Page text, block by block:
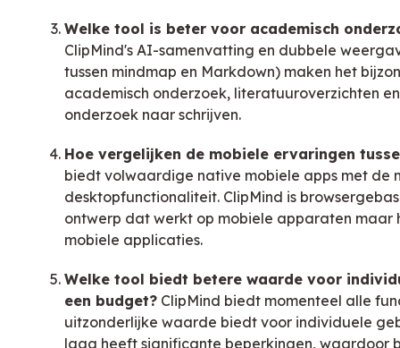
Welke tool is beter voor academisch
ClipMind's AI-samenvatting en dubbele
tussen mindmap en Markdown) maken het
academisch onderzoek, literatuuroverzichten
onderzoek naar schrijven.
Hoe vergelijken de mobiele ervaringen
biedt volwaardige native mobiele apps met de
desktopfunctionaliteit. ClipMind is
ontwerp dat werkt op mobiele apparaten
mobiele applicaties.
Welke tool biedt betere waarde voor
een budget? ClipMind biedt momenteel alle
uitzonderlijke waarde biedt voor individuele
laag heeft significante beperkingen, waardoor